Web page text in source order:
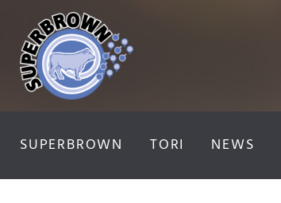
SUPERBROWN TORI NEWS